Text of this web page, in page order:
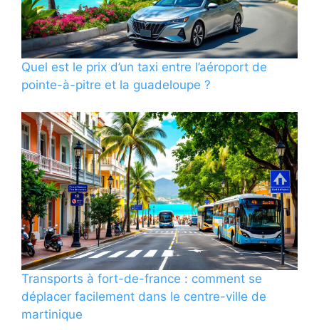
Quel est le prix d’un taxi entre l’aéroport de
pointe-à-pitre et la guadeloupe ?
Transports à fort-de-france : comment se
déplacer facilement dans le centre-ville de
martinique